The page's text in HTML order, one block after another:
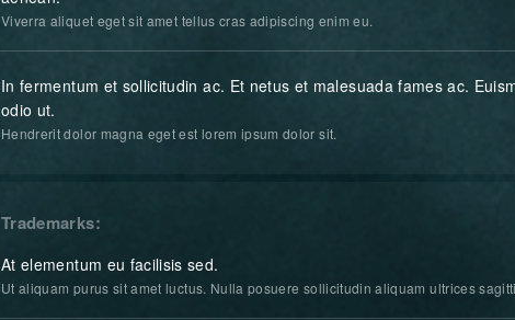
Viverra aliquet eget sit amet tellus cras adipiscing enim eu.
In fermentum et sollicitudin ac. Et netus et malesuada fames ac.
odio ut.
Hendrerit dolor magna eget est lorem ipsum dolor sit.
Trademarks
At elementum eu facilisis sed.
Ut aliquam purus sit amet luctus. Nulla posuere sollicitudin aliquam ultrices